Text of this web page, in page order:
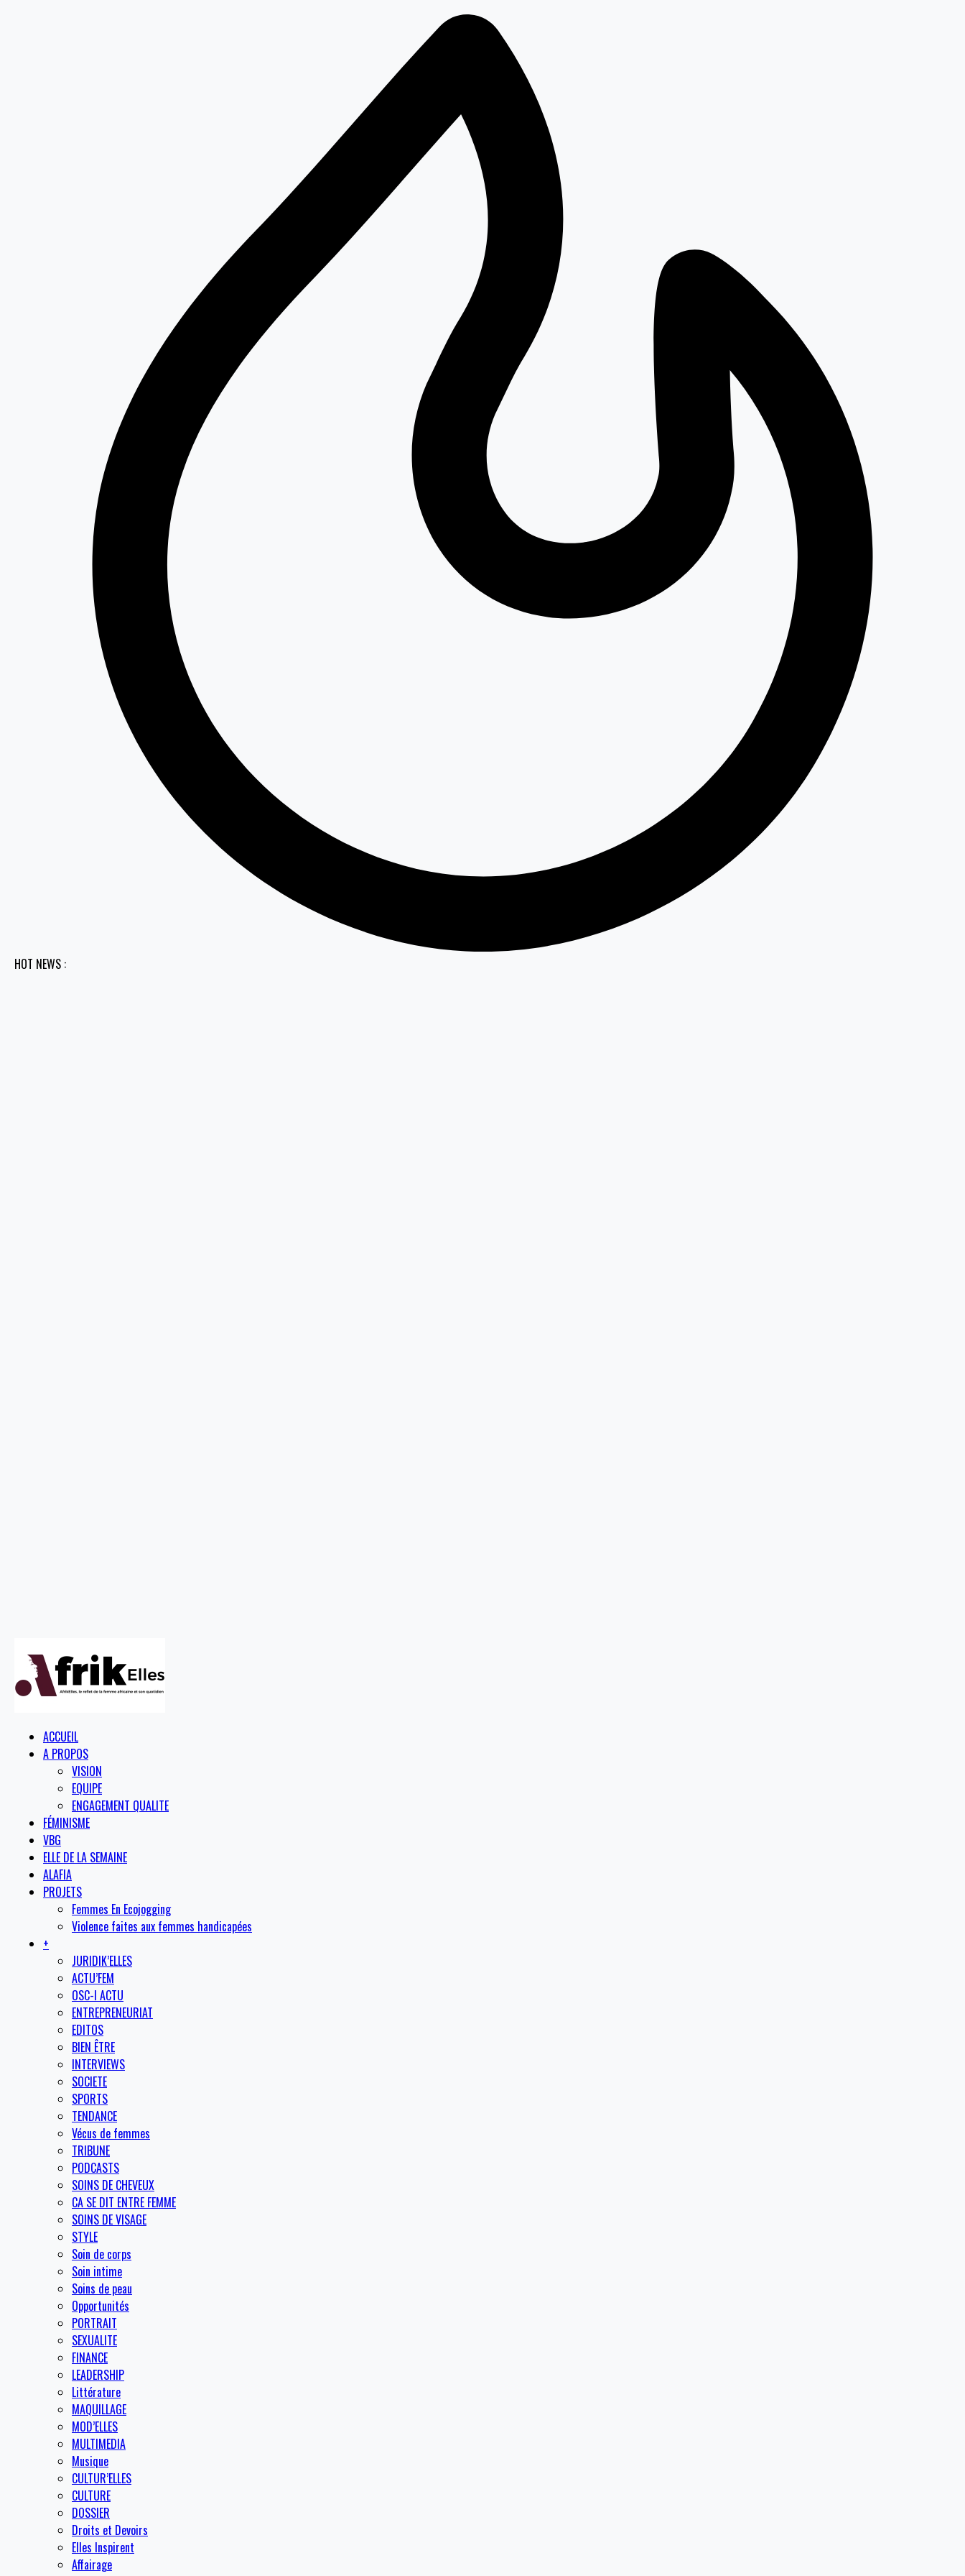
HOT NEWS :
ACCUEIL
A PROPOS
VISION
EQUIPE
ENGAGEMENT QUALITE
FÉMINISME
VBG
ELLE DE LA SEMAINE
ALAFIA
PROJETS
Femmes En Ecojogging
Violence faites aux femmes handicapées
+
JURIDIK’ELLES
ACTU’FEM
OSC-I ACTU
ENTREPRENEURIAT
EDITOS
BIEN ÊTRE
INTERVIEWS
SOCIETE
SPORTS
TENDANCE
Vécus de femmes
TRIBUNE
PODCASTS
SOINS DE CHEVEUX
CA SE DIT ENTRE FEMME
SOINS DE VISAGE
STYLE
Soin de corps
Soin intime
Soins de peau
Opportunités
PORTRAIT
SEXUALITE
FINANCE
LEADERSHIP
Littérature
MAQUILLAGE
MOD’ELLES
MULTIMEDIA
Musique
CULTUR’ELLES
CULTURE
DOSSIER
Droits et Devoirs
Elles Inspirent
Affairage